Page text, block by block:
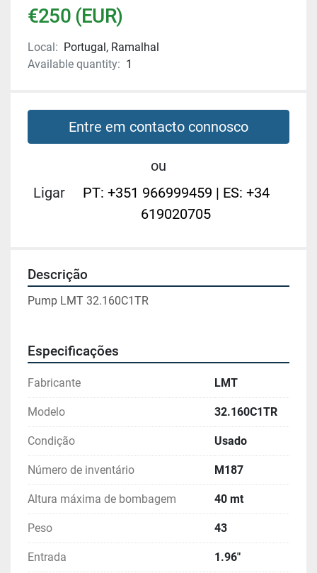
€250 (EUR)
Local: Portugal, Ramalhal
Available quantity: 1
Entre em contacto connosco
ou
Ligar
PT: +351 966999459 | ES: +34
619020705
Descrição
Pump LMT 32.160C1TR
Especificações
Fabricante LMT
Modelo 32.160C1TR
Condição Usado
Número de inventário M187
Altura máxima de bombagem 40 mt
Peso 43
Entrada 1.96"